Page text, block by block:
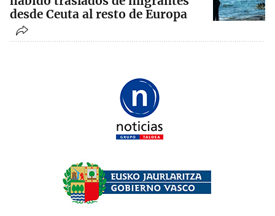
desde Ceuta al resto de Europa